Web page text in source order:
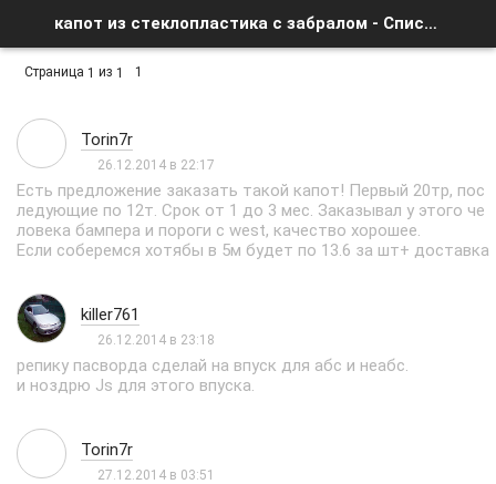
капот из стеклопластика с забралом - Список форумов
Страница 1 из 1 1
Torin7r
26.12.2014 в 22:17
Есть предложение заказать такой капот! Первый 20тр, пос
ледующие по 12т. Срок от 1 до 3 мес. Заказывал у этого че
ловека бампера и пороги c west, качество хорошее.
Если соберемся хотябы в 5м будет по 13.6 за шт+ доставка
killer761
26.12.2014 в 23:18
репику пасворда сделай на впуск для абс и неабс.
и ноздрю Js для этого впуска.
Torin7r
27.12.2014 в 03:51